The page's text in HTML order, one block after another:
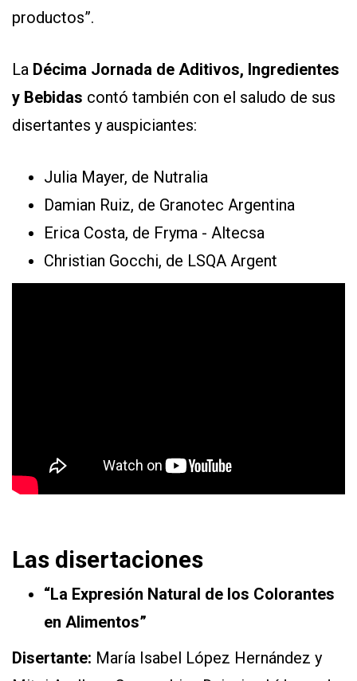
productos”.
La Décima Jornada de Aditivos, Ingredientes
y Bebidas contó también con el saludo de sus
disertantes y auspiciantes:
Julia Mayer, de Nutralia
Damian Ruiz, de Granotec Argentina
Erica Costa, de Fryma - Altecsa
Christian Gocchi, de LSQA Argent
Las disertaciones
“La Expresión Natural de los Colorantes
en Alimentos”
Disertante: María Isabel López Hernández y